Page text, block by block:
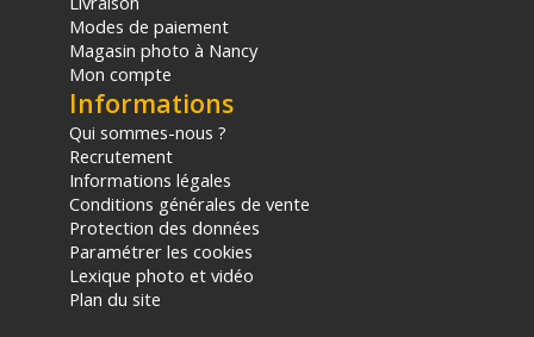
Modes de paiement
Magasin photo à Nancy
Mon compte
Informations
Qui sommes-nous ?
Recrutement
Informations légales
Conditions générales de vente
Protection des données
Paramétrer les cookies
Lexique photo et vidéo
Plan du site